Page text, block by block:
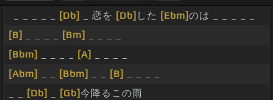
[Db] _ 恋を [Db] した [Ebm]のは _ _ _ _ _
[B]
[Bm]
[Bbm]
[A]
[Abm]
[Bbm] [B]
[Db] [Gb]今降るこの雨